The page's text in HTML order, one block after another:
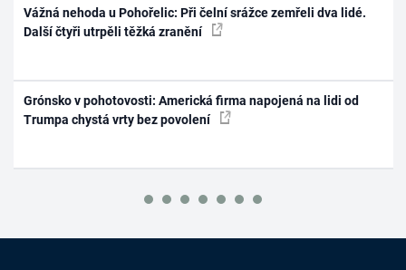
Vážná nehoda u Pohořelic: Při čelní srážce zemřeli dva lidé.
Další čtyři utrpěli těžká zranění
Grónsko v pohotovosti: Americká firma napojená na lidi od
Trumpa chystá vrty bez povolení